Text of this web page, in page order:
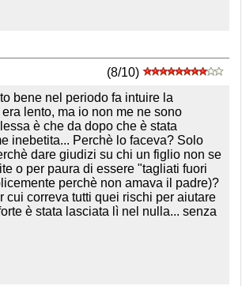
(8/10)
bene nel periodo fa intuire la
lento, ma io non me ne sono
è che da dopo che è stata
inebetita... Perchè lo faceva? Solo
dare giudizi su chi un figlio non se
o per paura di essere "tagliati fuori
perchè non amava il padre)?
correva tutti quei rischi per aiutare
è stata lasciata lì nel nulla... senza